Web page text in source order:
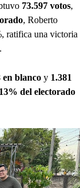
73.597 votos,
, Roberto
ratifica una victoria
en blanco y 1.381
del electorado